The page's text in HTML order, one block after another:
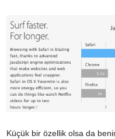
Küçük bir özellik olsa da